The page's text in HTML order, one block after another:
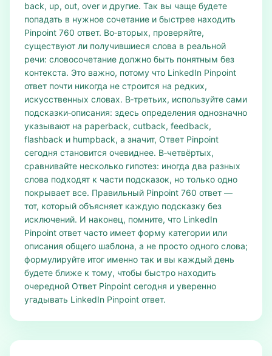
back, up, out, over и другие. Так вы чаще будете
попадать в нужное сочетание и быстрее находить
Pinpoint 760 ответ. Во‑вторых, проверяйте,
существуют ли получившиеся слова в реальной
речи: словосочетание должно быть понятным без
контекста. Это важно, потому что LinkedIn Pinpoint
ответ почти никогда не строится на редких,
искусственных словах. В‑третьих, используйте сами
подсказки‑описания: здесь определения однозначно
указывают на paperback, cutback, feedback,
flashback и humpback, а значит, Ответ Pinpoint
сегодня становится очевиднее. В‑четвёртых,
сравнивайте несколько гипотез: иногда два разных
слова подходят к части подсказок, но только одно
покрывает все. Правильный Pinpoint 760 ответ —
тот, который объясняет каждую подсказку без
исключений. И наконец, помните, что LinkedIn
Pinpoint ответ часто имеет форму категории или
описания общего шаблона, а не просто одного слова;
формулируйте итог именно так и вы каждый день
будете ближе к тому, чтобы быстро находить
очередной Ответ Pinpoint сегодня и уверенно
угадывать LinkedIn Pinpoint ответ.